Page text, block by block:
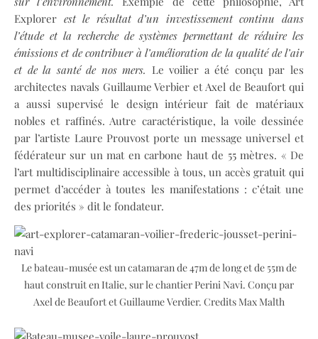
Explorer est le résultat d’un investissement continu dans
l’étude et la recherche de systèmes permettant de réduire les
émissions et de contribuer à l’amélioration de la qualité de l’air
et de la santé de nos mers. Le voilier a été conçu par les
architectes navals Guillaume Verbier et Axel de Beaufort qui
a aussi supervisé le design intérieur fait de matériaux
nobles et raffinés. Autre caractéristique, la voile dessinée
par l’artiste Laure Prouvost porte un message universel et
fédérateur sur un mat en carbone haut de 55 mètres. « De
l’art multidisciplinaire accessible à tous, un accès gratuit qui
permet d’accéder à toutes les manifestations : c’était une
des priorités » dit le fondateur.
Le bateau-musée est un catamaran de 47m de long et de 55m de
haut construit en Italie, sur le chantier Perini Navi. Conçu par
Axel de Beaufort et Guillaume Verdier. Credits Max Malth